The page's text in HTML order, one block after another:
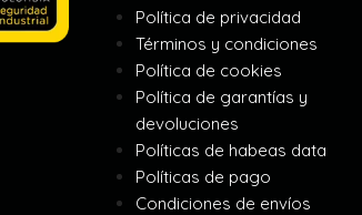
Política de privacidad
Términos y condiciones
Política de cookies
Política de garantías y
devoluciones
Políticas de habeas data
Políticas de pago
Condiciones de envíos